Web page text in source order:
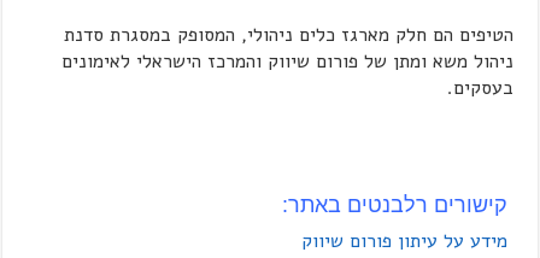
הטיפים הם חלק מארגז כלים ניהולי, המסופק במסגרת סדנת
ניהול משא ומתן של פורום שיווק והמרכז הישראלי לאימונים
בעסקים.
קישורים רלבנטים באתר:
מידע על עיתון פורום שיווק